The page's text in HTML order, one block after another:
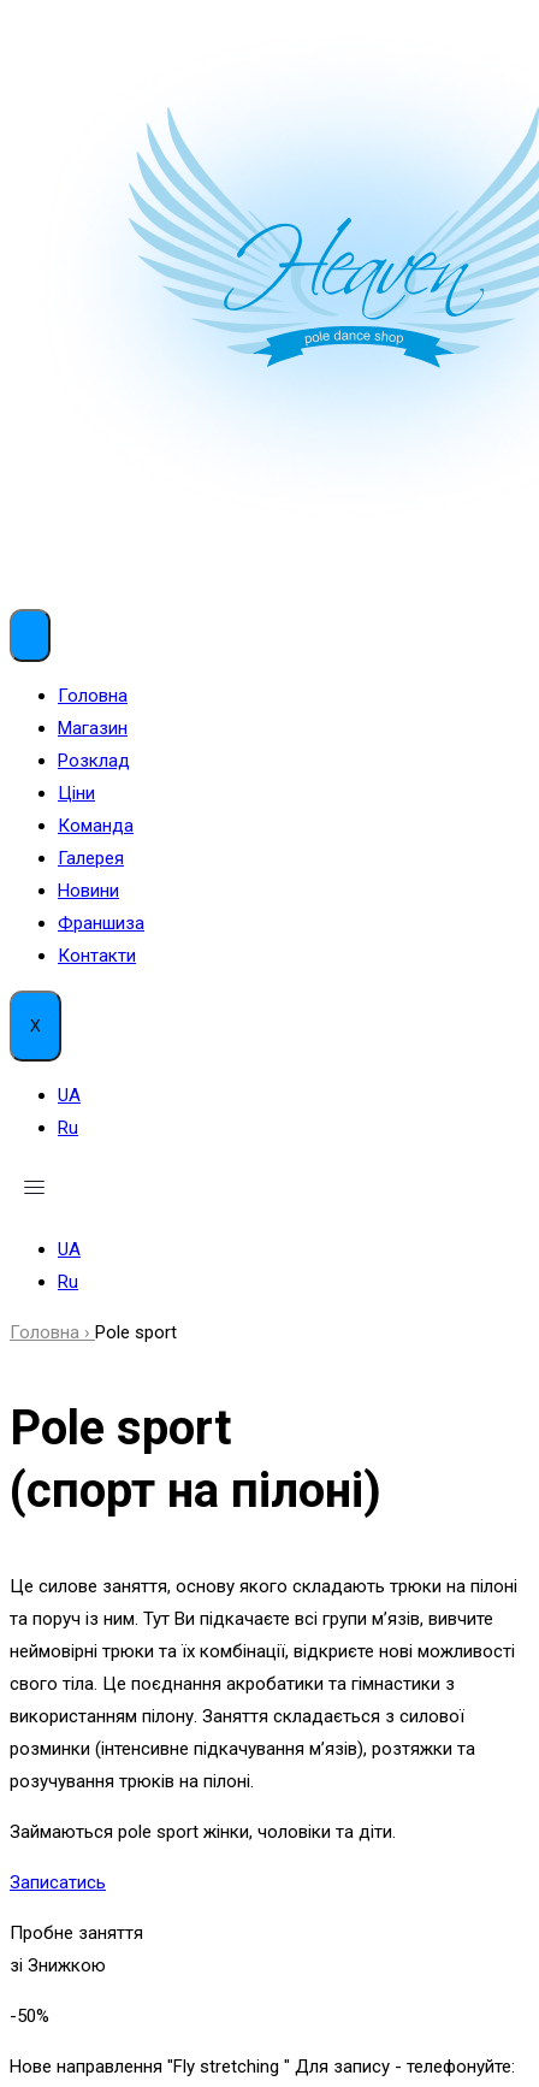
Головна
Магазин
Розклад
Ціни
Команда
Галерея
Новини
Франшиза
Контакти
X
UA
Ru
UA
Ru
Головна › Pole sport
Pole sport
(спорт на пілоні)
Це силове заняття, основу якого складають трюки на пілоні
та поруч із ним. Тут Ви підкачаєте всі групи м’язів, вивчите
неймовірні трюки та їх комбінації, відкриєте нові можливості
свого тіла. Це поєднання акробатики та гімнастики з
використанням пілону. Заняття складається з силової
розминки (інтенсивне підкачування м’язів), розтяжки та
розучування трюків на пілоні.
Займаються pole sport жінки, чоловіки та діти.
Записатись
Пробне заняття
зі Знижкою
-50%
Нове направлення "Fly stretching " Для запису - телефонуйте: